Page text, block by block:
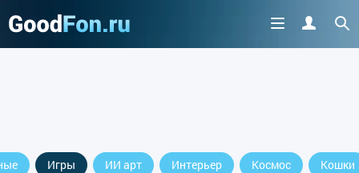
Игры ИИ арт Интерьер Космос Кошки